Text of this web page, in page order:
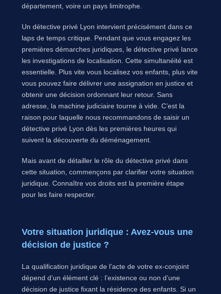
département, voire un pays limitrophe.
Un détective privé Lyon intervient précisément dans ce
laps de temps critique. Pendant que vous engagez les
premières démarches juridiques, le détective privé lance
les investigations de localisation. Cette simultanéité est
essentielle. Plus vite vous localisez vos enfants, plus vite
vous pouvez faire délivrer une assignation en justice et
obtenir une décision ordonnant leur retour. Sans
adresse, la machine judiciaire tourne à vide. C’est la
raison pour laquelle nous recommandons de saisir un
détective privé Lyon dès les premières heures qui
suivent la découverte du déménagement.
Mais avant de détailler le rôle du détective privé dans
cette situation, commençons par clarifier votre situation
juridique. Connaître vos droits est la première étape
pour les faire respecter.
Votre situation juridique : Avez-vous une
décision de justice ?
La qualification juridique de l’acte de votre ex-conjoint
dépend d’un élément clé : l’existence ou non d’une
décision de justice fixant la résidence des enfants. Si un